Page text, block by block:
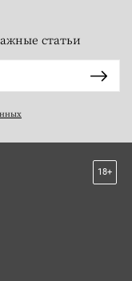
статьи
18+